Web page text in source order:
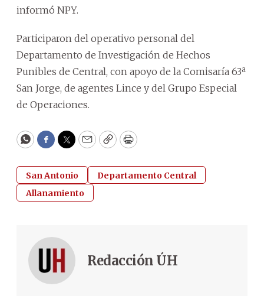
informó NPY.
Participaron del operativo personal del
Departamento de Investigación de Hechos
Punibles de Central, con apoyo de la Comisaría 63ª
San Jorge, de agentes Lince y del Grupo Especial
de Operaciones.
WhatsApp
Facebook
Twitter
EmailCopyPrint
San Antonio
Departamento Central
Allanamiento
Redacción ÚH